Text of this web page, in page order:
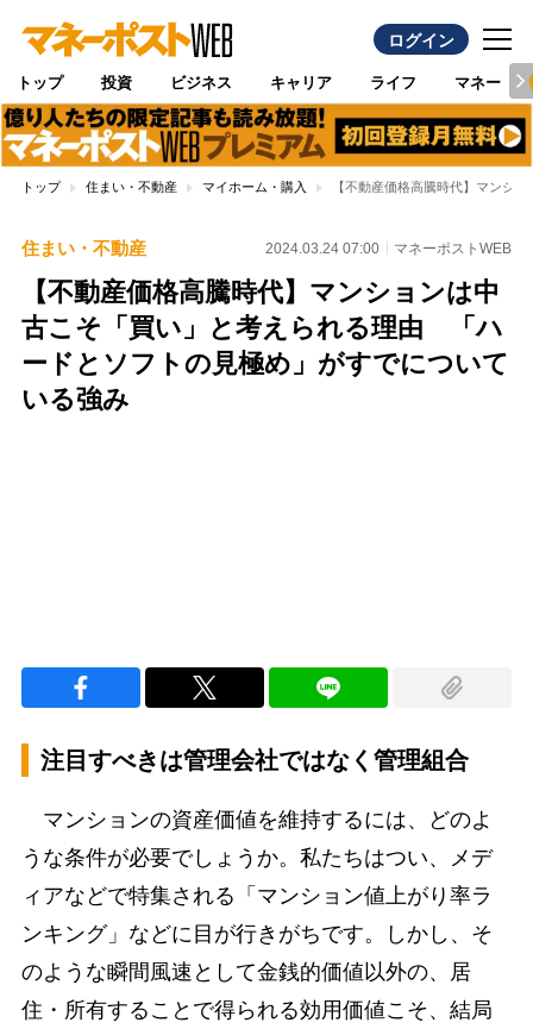
ログイン
トップ 投資 ビジネス キャリア ライフ マネー
トップ 住まい・不動産 マイホーム・購入 【不動産価格高騰時代】マンシ
住まい・不動産 2024.03.24 07:00 マネーポストWEB
【不動産価格高騰時代】マンションは中
古こそ「買い」と考えられる理由 「ハ
ードとソフトの見極め」がすでについて
いる強み
注目すべきは管理会社ではなく管理組合
マンションの資産価値を維持するには、どのよ
うな条件が必要でしょうか。私たちはつい、メデ
ィアなどで特集される「マンション値上がり率ラ
ンキング」などに目が行きがちです。しかし、そ
のような瞬間風速として金銭的価値以外の、居
住・所有することで得られる効用価値こそ、結局